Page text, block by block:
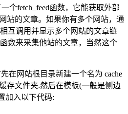
个fetch_feed函数，它能获取外部
站的文章。如果你有多个网站，通
互调用并显示多个网站的文章链
数来采集他站的文章，当然这个
在网站根目录新建一个名为 cache
存文件夹.然后在模板(一般是侧边
加入以下代码: